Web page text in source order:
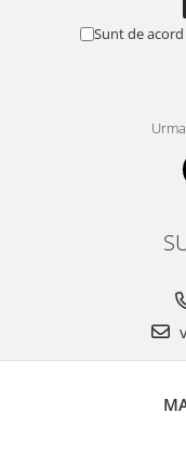
Sunt de acord